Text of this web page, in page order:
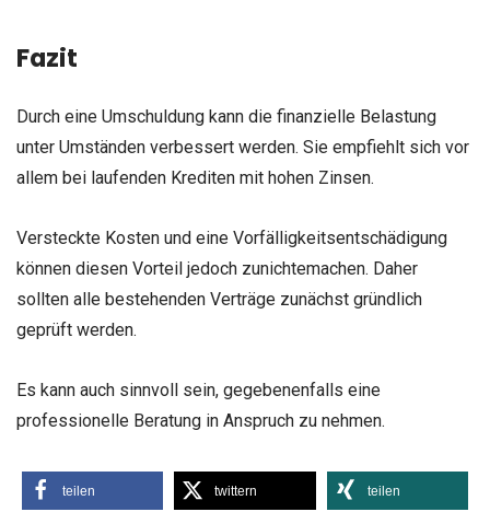
Fazit
Durch eine Umschuldung kann die finanzielle Belastung
unter Umständen verbessert werden. Sie empfiehlt sich vor
allem bei laufenden Krediten mit hohen Zinsen.
Versteckte Kosten und eine Vorfälligkeitsentschädigung
können diesen Vorteil jedoch zunichtemachen. Daher
sollten alle bestehenden Verträge zunächst gründlich
geprüft werden.
Es kann auch sinnvoll sein, gegebenenfalls eine
professionelle Beratung in Anspruch zu nehmen.
teilen twittern teilen